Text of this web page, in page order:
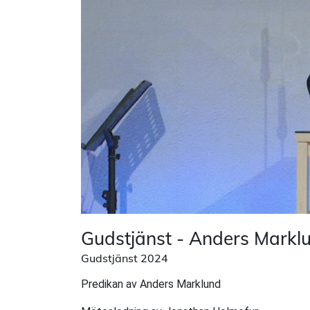
Gudstjänst - Anders
Gudstjänst 2024
Predikan av Anders Marklund